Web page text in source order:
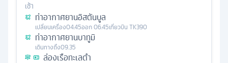
เช้า
ท่าอากาศยานอิสตันบูล
เปลี่ยนเครื่อง04.45ออก06.45เที่ยวบิน TK390
ท่าอากาศยานบาทูมิ
เดินทางถึง09.35
ล่องเรือทะเลดำ